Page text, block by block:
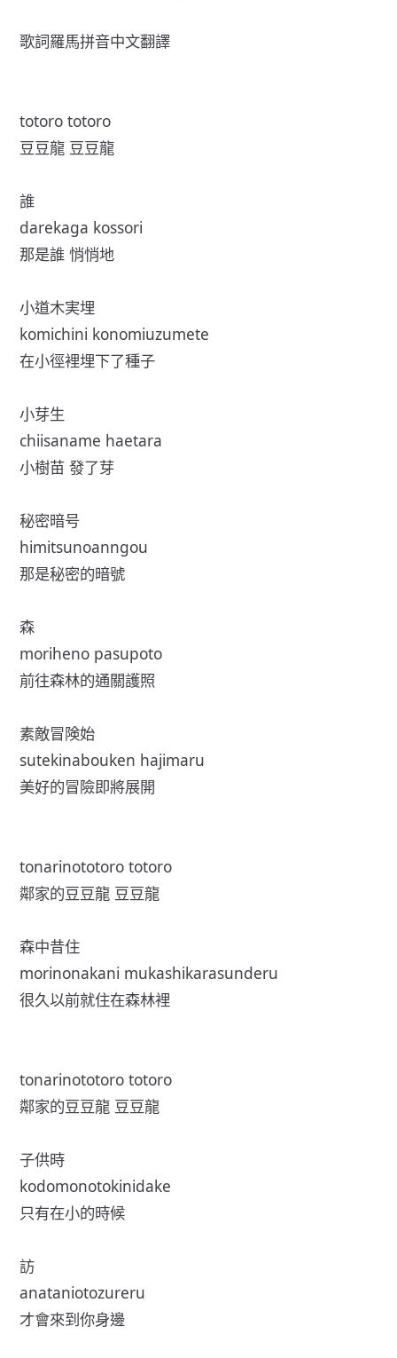
歌詞羅馬拼音中文翻譯
totoro totoro
豆豆龍 豆豆龍
誰
darekaga kossori
那是誰 悄悄地
小道木実埋
komichini konomiuzumete
在小徑裡埋下了種子
小芽生
chiisaname haetara
小樹苗 發了芽
秘密暗号
himitsunoanngou
那是秘密的暗號
森
moriheno pasupoto
前往森林的通關護照
素敵冒険始
sutekinabouken hajimaru
美好的冒險即將展開
tonarinototoro totoro
鄰家的豆豆龍 豆豆龍
森中昔住
morinonakani mukashikarasunderu
很久以前就住在森林裡
tonarinototoro totoro
鄰家的豆豆龍 豆豆龍
子供時
kodomonotokinidake
只有在小的時候
訪
anataniotozureru
才會來到你身邊